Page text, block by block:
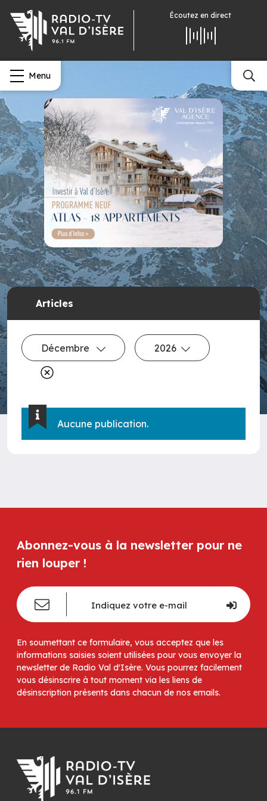
Écoutez en direct
Menu
Articles
Décembre 2026
Aucune publication.
Abonnez-vous à la newsletter pour ne
rien louper !
En soumettant ce formulaire, vous acceptez que les
informations saisies soient utilisées pour vous envoyer la
newsletter de Radio Val d'Isère. Vous pourrez facilement
vous désinscrire à tout moment via les liens de
désinscription présents dans chacun de nos emails.